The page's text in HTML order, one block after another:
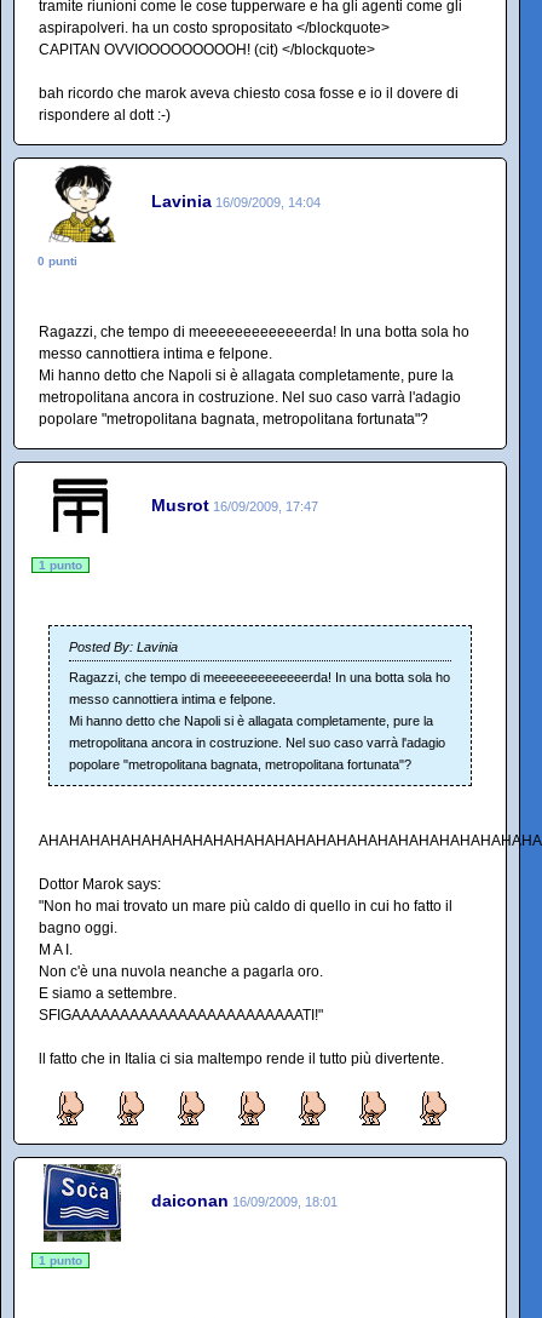
tramite riunioni come le cose tupperware e ha gli agenti come gli
aspirapolveri. ha un costo spropositato </blockquote>
CAPITAN OVVIOOOOOOOOOH! (cit) </blockquote>
bah ricordo che marok aveva chiesto cosa fosse e io il dovere di
rispondere al dott :-)
Lavinia 16/09/2009, 14:04
0 punti
Ragazzi, che tempo di meeeeeeeeeeeeerda! In una botta sola ho
messo cannottiera intima e felpone.
Mi hanno detto che Napoli si è allagata completamente, pure la
metropolitana ancora in costruzione. Nel suo caso varrà l'adagio
popolare "metropolitana bagnata, metropolitana fortunata"?
Musrot 16/09/2009, 17:47
1 punto
Posted By: Lavinia
Ragazzi, che tempo di meeeeeeeeeeeeerda! In una botta sola ho
messo cannottiera intima e felpone.
Mi hanno detto che Napoli si è allagata completamente, pure la
metropolitana ancora in costruzione. Nel suo caso varrà l'adagio
popolare "metropolitana bagnata, metropolitana fortunata"?
Dottor Marok says:
"Non ho mai trovato un mare più caldo di quello in cui ho fatto il
bagno oggi.
M A I.
Non c'è una nuvola neanche a pagarla oro.
E siamo a settembre.
SFIGAAAAAAAAAAAAAAAAAAAAAAAATI!"
ll fatto che in Italia ci sia maltempo rende il tutto più divertente.
daiconan 16/09/2009, 18:01
1 punto